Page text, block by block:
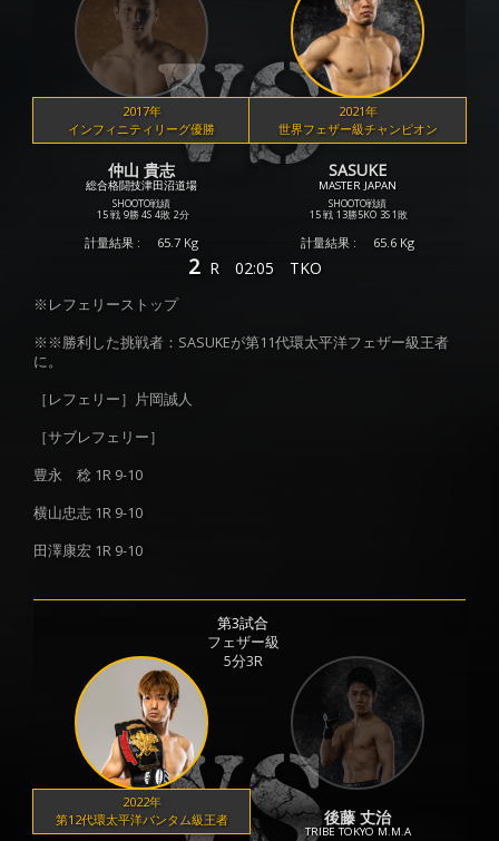
2017年
インフィニティリーグ優勝
仲山 貴志
総合格闘技津田沼道場
SHOOTO戦績
15 戦 9勝 4S 4敗 2分
計量結果 : 65.7 Kg
2021年
世界フェザー級チャンピオン
SASUKE
MASTER JAPAN
SHOOTO戦績
15 戦 13勝5KO 3S 1敗
計量結果 : 65.6 Kg
2 R 02:05 TKO
※レフェリーストップ
※※勝利した挑戦者：SASUKEが第11代環太平洋フェザー級王者
に。
［レフェリー］片岡誠人
［サブレフェリー］
豊永 稔 1R 9-10
横山忠志 1R 9-10
田澤康宏 1R 9-10
第3試合
フェザー級
5分3R
2022年
第12代環太平洋バンタム級王者
後藤 丈治
TRIBE TOKYO M.M.A